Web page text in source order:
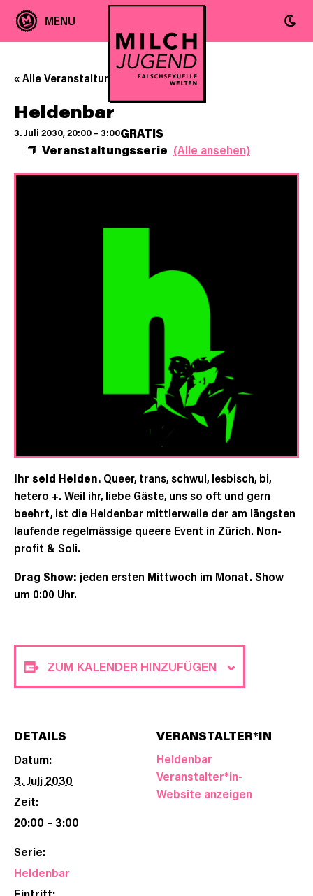
« Alle Veranstaltungen
Heldenbar
3. Juli 2030, 20:00 – 3:00
Veranstaltungsserie (Alle ansehen)
GRATIS
Ihr seid Helden. Queer, trans, schwul, lesbisch, bi,
hetero +. Weil ihr, liebe Gäste, uns so oft und gern
beehrt, ist die Heldenbar mittlerweile der am längsten
laufende regelmässige queere Event in Zürich. Non-
profit & Soli.
Drag Show: jeden ersten Mittwoch im Monat. Show
um 0:00 Uhr.
ZUM KALENDER HINZUFÜGEN
DETAILS
Datum:
3. Juli 2030
Zeit:
20:00 – 3:00
Serie:
Heldenbar
VERANSTALTER*IN
Heldenbar
Veranstalter*in-
Website anzeigen